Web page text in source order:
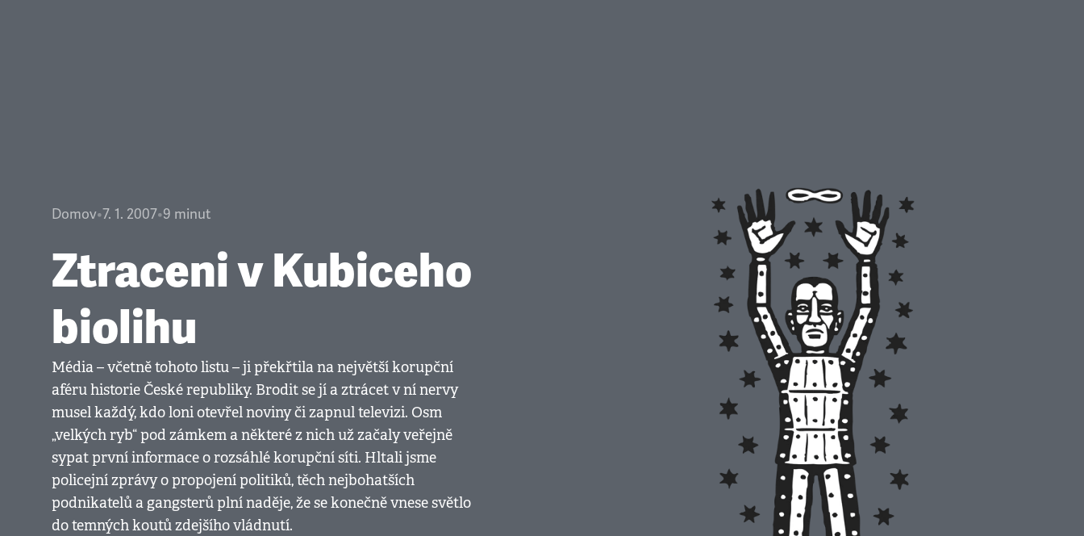
Domov•7. 1. 2007•9 minut
Ztraceni v Kubiceho
biolihu
Média – včetně tohoto listu – ji překřtila na největší korupční
aféru historie České republiky. Brodit se jí a ztrácet v ní nervy
musel každý, kdo loni otevřel noviny či zapnul televizi. Osm
„velkých ryb“ pod zámkem a některé z nich už začaly veřejně
sypat první informace o rozsáhlé korupční síti. Hltali jsme
policejní zprávy o propojení politiků, těch nejbohatších
podnikatelů a gangsterů plní naděje, že se konečně vnese světlo
do temných koutů zdejšího vládnutí.